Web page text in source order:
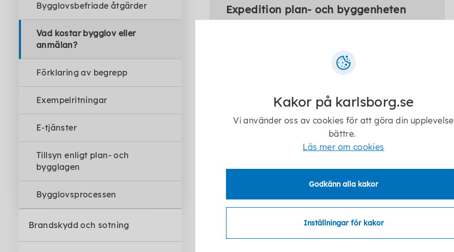
Bygglovsbefriade åtgärder
Vad kostar bygglov eller
anmälan?
Förklaring av begrepp
Exempelritningar
E-tjänster
Tillsyn enligt plan- och
bygglagen
Bygglovsprocessen
Brandskydd och sotning
Expedition plan- och byggenheten
bygg@karlsborg.se
Alla vardagar kl. 10:00 - 12:00
Kakor på karlsborg.se
Vi använder oss av cookies för att göra din upplevelse
bättre.
Läs mer om cookies
Godkänn alla kakor
Inställningar för kakor